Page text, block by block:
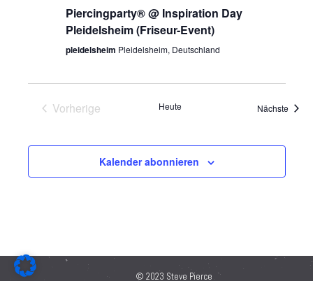
Piercingparty® @ Inspiration Day
Pleidelsheim (Friseur-Event)
pleidelsheim Pleidelsheim, Deutschland
Vorherige
Heute Nächste
Kalender abonnieren
© 2023 Steve Pierce